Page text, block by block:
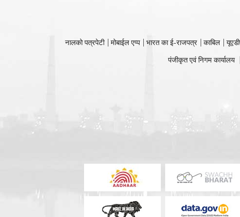
नालको पत्रपेटी मोबाईल एप्प भारत का ई-राजपत्र काबिल
पंजीकृत एवं निगम कार्यालय